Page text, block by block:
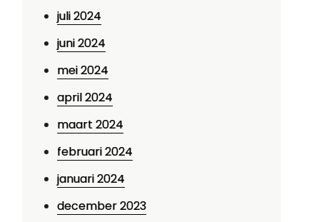
juli 2024
juni 2024
mei 2024
april 2024
maart 2024
februari 2024
januari 2024
december 2023